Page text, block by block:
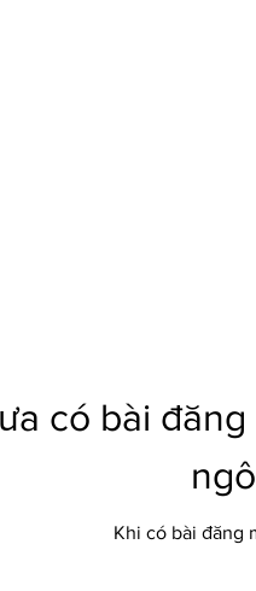
có bài
Khi có bài đăng